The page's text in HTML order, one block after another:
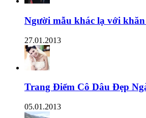
Người mẫu khác lạ với
27.01.2013
Trang Điểm Cô Dâu Đẹp
05.01.2013